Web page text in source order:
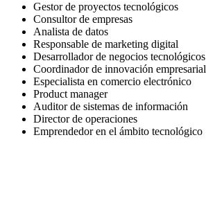
Gestor de proyectos tecnológicos
Consultor de empresas
Analista de datos
Responsable de marketing digital
Desarrollador de negocios tecnológicos
Coordinador de innovación empresarial
Especialista en comercio electrónico
Product manager
Auditor de sistemas de información
Director de operaciones
Emprendedor en el ámbito tecnológico